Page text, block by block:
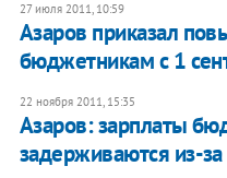
27 июля 2011, 10:59
Азаров приказал
бюджетникам с 1
22 ноября 2011, 15:35
Азаров: зарплаты
задерживаются из-